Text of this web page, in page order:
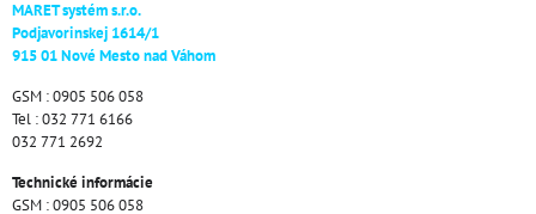
MARET systém s.r.o.
Podjavorinskej 1614/1
915 01 Nové Mesto nad Váhom
GSM : 0905 506 058
Tel : 032 771 6166
032 771 2692
Technické informácie
GSM : 0905 506 058